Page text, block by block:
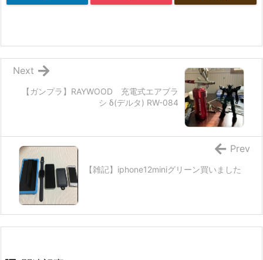
【ガンプラ】RAYWOOD 充電式エアブラ
シ δ(デルタ) RW-084
Next
【雑記】iphone12miniグリーン買いました
Prev